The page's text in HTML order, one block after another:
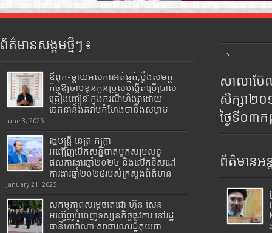
ព័ត៌មានសង្គមថ្មីៗ ៖
ឪពុក-ម្ដាយអស់ការអត់ធ្មត់,ប្ដឹងសមត្ថ
កិច្ចឱ្យចាប់ខ្លួនកូនប្រុសបង្កើតប្រើប្រាស់
គ្រឿងញៀន ក្នុងករណីហិង្សាដោយ
ចេតនានិងគំរាមកំហែងថានឹងសម្លាប់
June 3, 2026
រដ្ឋមន្រ្តី​ នេត្រ​ ភក្ត្រា​
អញ្ជើញបើកសន្និបាតបូកសរុបលទ្ធ
ផលការងារឆ្នាំ២០២៤ និងលើកទិសដៅ
ការងារឆ្នាំ២០២៥របស់​ក្រសួង​ព័ត៌មាន​
January 21, 2025
សកម្មភាពសម្តេចតេជោ ហ៊ុន សែន
អញ្ជើញបំពេញទស្សនកិច្ចផ្លូវការ នៅរដ្ឋ
ធានីហាវ៉ាណា សាធារណរដ្ឋគុយបា
>
សាលាប៊ែ
សិក្សា២
ថ្ងៃទី០៣
ព័ត៌មានអន្